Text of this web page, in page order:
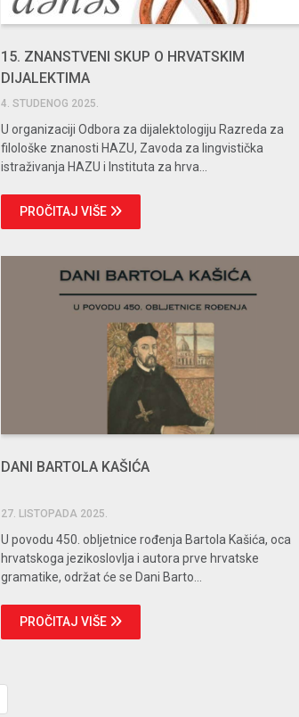
15. ZNANSTVENI SKUP O HRVATSKIM
DIJALEKTIMA
4. STUDENOG 2025.
U organizaciji Odbora za dijalektologiju Razreda za
filološke znanosti HAZU, Zavoda za lingvistička
istraživanja HAZU i Instituta za hrva...
PROČITAJ VIŠE
DANI BARTOLA KAŠIĆA
27. LISTOPADA 2025.
U povodu 450. obljetnice rođenja Bartola Kašića, oca
hrvatskoga jezikoslovlja i autora prve hrvatske
gramatike, održat će se Dani Barto...
PROČITAJ VIŠE